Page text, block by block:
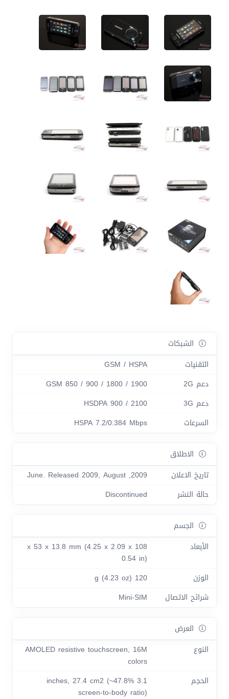
الشبكات
التقنيات
GSM / HSPA
دعم 2G
GSM 850 / 900 / 1800 / 1900
دعم 3G
HSDPA 900 / 2100
السرعات
HSPA 7.2/0.384 Mbps
الاطلاق
تاريخ الاعلان
2009, June. Released 2009, August
حالة النشر
Discontinued
الجسم
الأبعاد
108 x 53 x 13.8 mm (4.25 x 2.09 x
0.54 in)
الوزن
120 g (4.23 oz)
شرائح الاتصال
Mini-SIM
العرض
النوع
AMOLED resistive touchscreen, 16M
colors
الحجم
3.1 inches, 27.4 cm2 (~47.8%
screen-to-body ratio)